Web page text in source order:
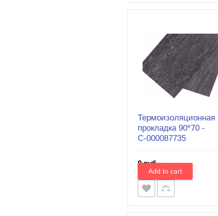
Термоизоляционная
прокладка 90*70 -
С-000087735
9 руб.